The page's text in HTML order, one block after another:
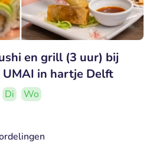
en grill (3 uur) bij
UMAI in hartje Delft
Di
Wo